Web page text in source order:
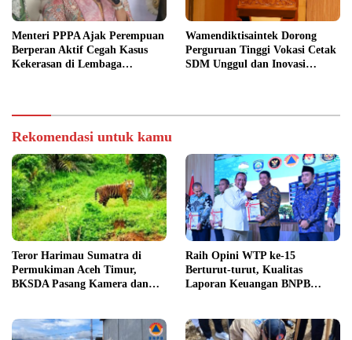
Menteri PPPA Ajak Perempuan
Berperan Aktif Cegah Kasus
Kekerasan di Lembaga
Wamendiktisaintek Dorong
Perguruan Tinggi Vokasi Cetak
SDM Unggul dan Inovasi
Rekomendasi untuk kamu
Teror Harimau Sumatra di
Permukiman Aceh Timur,
BKSDA Pasang Kamera dan
Raih Opini WTP ke-15
Berturut-turut, Kualitas
Laporan Keuangan BNPB